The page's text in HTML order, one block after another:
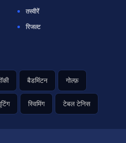
तस्वीरें
रिजल्ट
बैडमिंटन गोल्फ़
स्विमिंग टेबल टेनिस